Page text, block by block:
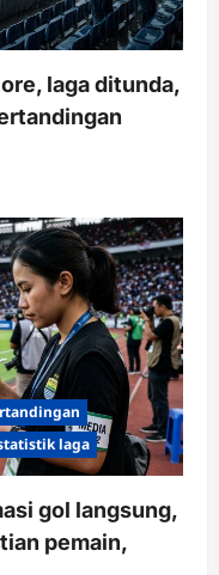
laga ditunda,
laga
gol langsung,
pemain,